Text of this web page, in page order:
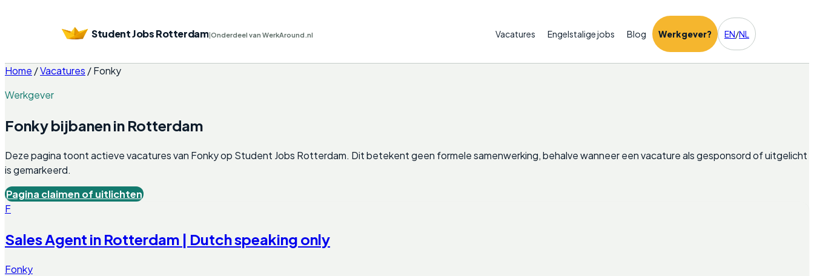
Student Jobs Rotterdam|Onderdeel van WerkAround.nl Vacatures Engelstalige jobs Blog Werkgever? EN/NL
Home /Vacatures /Fonky
Werkgever
Fonkybijbanen in Rotterdam
Deze pagina toont actieve vacatures van Fonkyop Student Jobs Rotterdam. Dit betekent geen formele samenwerking, behalve wanneer een vacature als gesponsord of uitgelicht
is gemarkeerd.
Pagina claimen of uitlichten
F
Sales Agent in Rotterdam | Dutch speaking only
Fonky